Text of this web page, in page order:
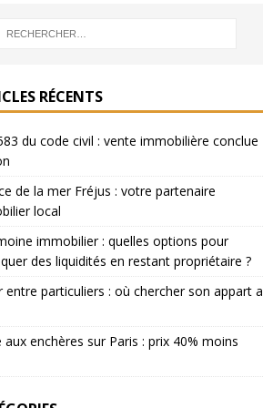
RÉCENTS
du code civil : vente immobilière conclue
de la mer Fréjus : votre partenaire
local
immobilier : quelles options pour
des liquidités en restant propriétaire ?
entre particuliers : où chercher son appart a
aux enchères sur Paris : prix 40% moins